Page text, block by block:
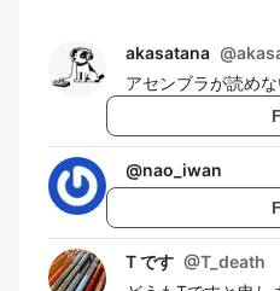
akasatana @
アセンブラが読め
@nao_iwan
T です @T_death